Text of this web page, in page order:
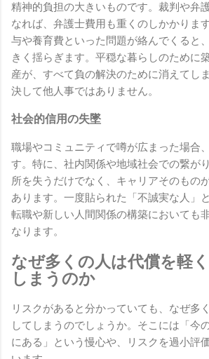
精神的負担の大きいものです。裁判や弁
なれば、弁護士費用も重くのしかかりま
与や養育費といった問題が絡んでくると
きく揺らぎます。平穏な暮らしのために
産が、すべて負の解決のために消えてし
決して他人事ではありません。
社会的信用の失墜
職場やコミュニティで噂が広まった場合
す。特に、社内関係や地域社会での繋が
所を失うだけでなく、キャリアそのもの
あります。一度貼られた「不誠実な人」
転職や新しい人間関係の構築においても
なります。
なぜ多くの人は代償を軽
しまうのか
リスクがあると分かっていても、なぜ多
してしまうのでしょうか。そこには「今
にある」という慢心や、リスクを過小評